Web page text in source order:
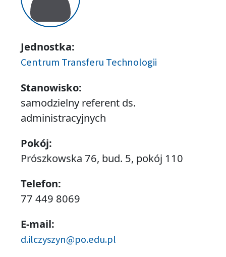
Jednostka:
Centrum Transferu Technologii
Stanowisko:
samodzielny referent ds.
administracyjnych
Pokój:
Prószkowska 76, bud. 5, pokój 110
Telefon:
77 449 8069
E-mail:
d.ilczyszyn@po.edu.pl